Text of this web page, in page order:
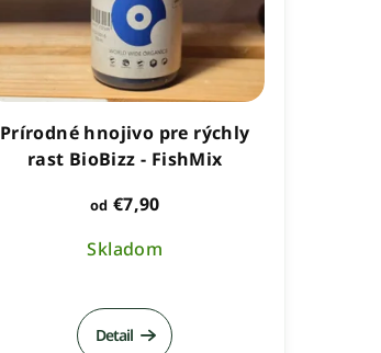
Prírodné hnojivo pre rýchly
rast BioBizz - FishMix
od €7,90
Skladom
Detail